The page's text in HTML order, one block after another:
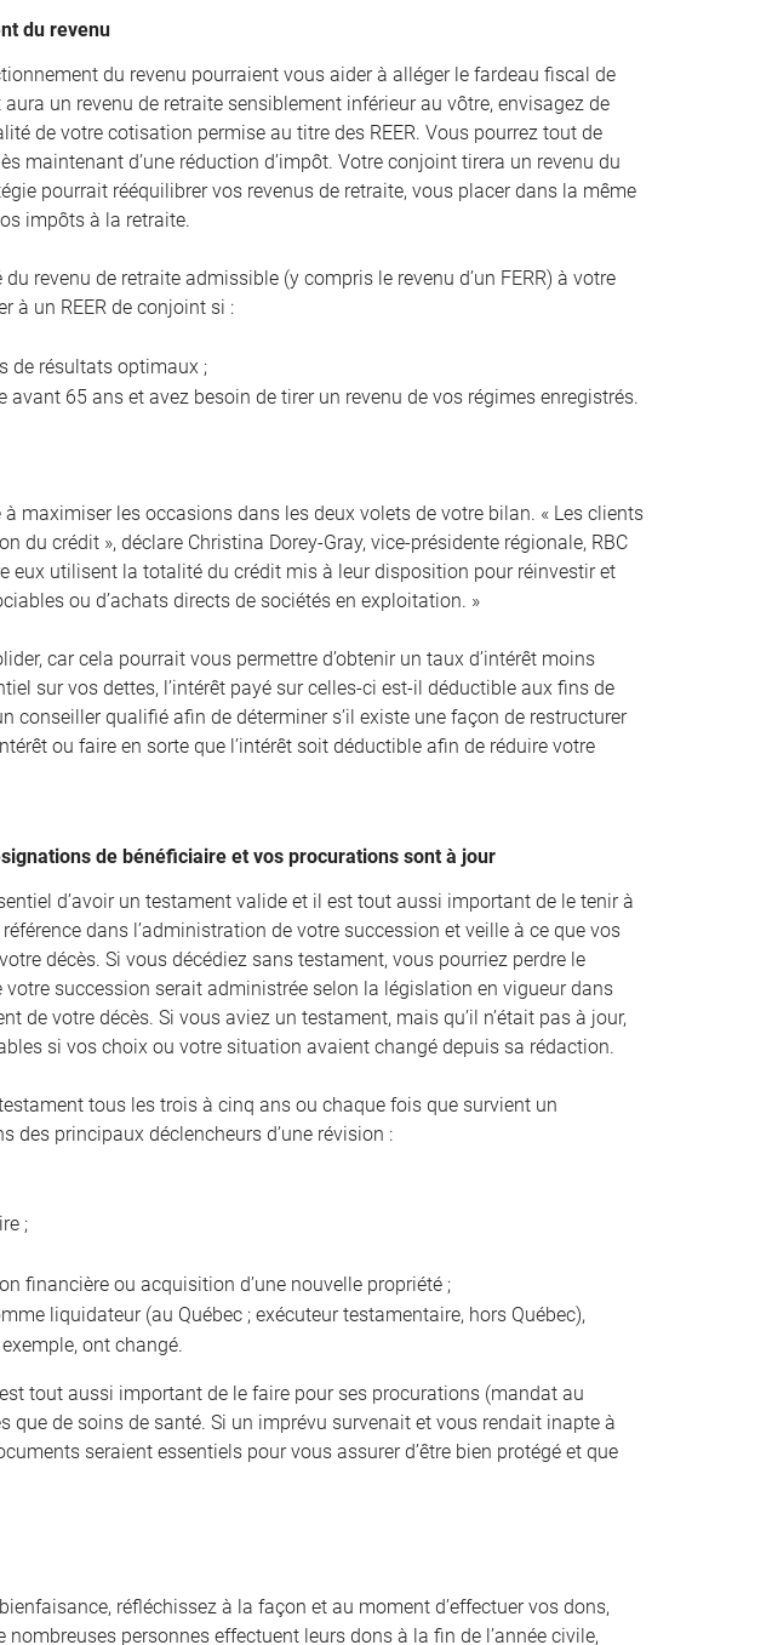
du revenu
du revenu pourraient vous aider à alléger le fardeau fiscal de
un revenu de retraite sensiblement inférieur au vôtre, envisagez de
de votre cotisation permise au titre des REER. Vous pourrez tout de
maintenant d’une réduction d’impôt. Votre conjoint tirera un revenu du
pourrait rééquilibrer vos revenus de retraite, vous placer dans la même
impôts à la retraite.
revenu de retraite admissible (y compris le revenu d’un FERR) à votre
à un REER de conjoint si :
de résultats optimaux ;
65 ans et avez besoin de tirer un revenu de vos régimes enregistrés.
maximiser les occasions dans les deux volets de votre bilan. « Les clients
du crédit », déclare Christina Dorey-Gray, vice-présidente régionale, RBC
eux utilisent la totalité du crédit mis à leur disposition pour réinvestir et
ou d’achats directs de sociétés en exploitation. »
car cela pourrait vous permettre d’obtenir un taux d’intérêt moins
sur vos dettes, l’intérêt payé sur celles-ci est-il déductible aux fins de
conseiller qualifié afin de déterminer s’il existe une façon de restructurer
ou faire en sorte que l’intérêt soit déductible afin de réduire votre
de bénéficiaire et vos procurations sont à jour
d’avoir un testament valide et il est tout aussi important de le tenir à
dans l’administration de votre succession et veille à ce que vos
décès. Si vous décédiez sans testament, vous pourriez perdre le
votre succession serait administrée selon la législation en vigueur dans
de votre décès. Si vous aviez un testament, mais qu’il n’était pas à jour,
si vos choix ou votre situation avaient changé depuis sa rédaction.
tous les trois à cinq ans ou chaque fois que survient un
des principaux déclencheurs d’une révision :
;
financière ou acquisition d’une nouvelle propriété ;
liquidateur (au Québec ; exécuteur testamentaire, hors Québec),
ont changé.
tout aussi important de le faire pour ses procurations (mandat au
que de soins de santé. Si un imprévu survenait et vous rendait inapte à
seraient essentiels pour vous assurer d’être bien protégé et que
réfléchissez à la façon et au moment d’effectuer vos dons,
personnes effectuent leurs dons à la fin de l’année civile,